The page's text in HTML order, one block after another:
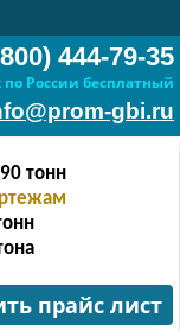
444-79-35
по России бесплатный
gbi.ru
тонн
прайс лист